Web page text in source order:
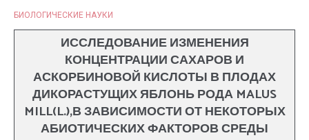
БИОЛОГИЧЕСКИЕ НАУКИ
ИССЛЕДОВАНИЕ ИЗМЕНЕНИЯ
КОНЦЕНТРАЦИИ САХАРОВ И
АСКОРБИНОВОЙ КИСЛОТЫ В ПЛОДАХ
ДИКОРАСТУЩИХ ЯБЛОНЬ РОДА MALUS
MILL(L.),В ЗАВИСИМОСТИ ОТ НЕКОТОРЫХ
АБИОТИЧЕСКИХ ФАКТОРОВ СРЕДЫ